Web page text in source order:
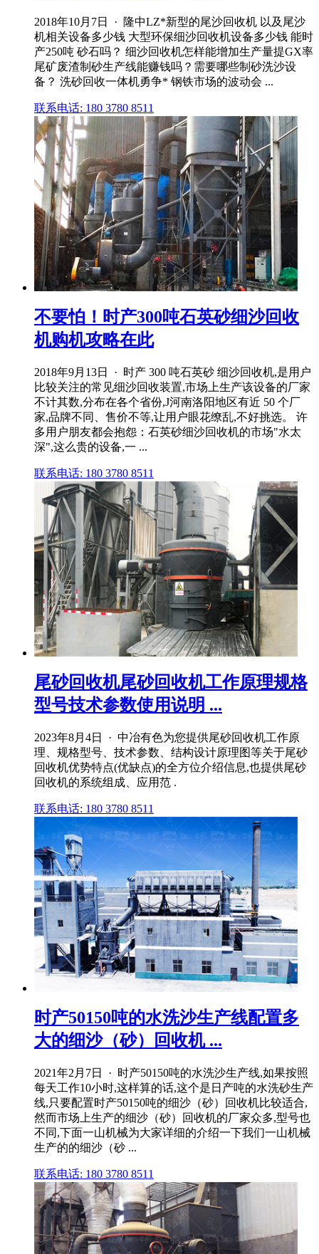
2018年10月7日 · 隆中LZ*新型的尾沙回收机 以及尾沙
机相关设备多少钱 大型环保细沙回收机设备多少钱 能时
产250吨 砂石吗？ 细沙回收机怎样能增加生产量提GX率
尾矿废渣制砂生产线能赚钱吗？需要哪些制砂洗沙设
备？ 洗砂回收一体机勇争* 钢铁市场的波动会 ...
联系电话: 180 3780 8511
不要怕！时产300吨石英砂细沙回收
机购机攻略在此
2018年9月13日 · 时产 300 吨石英砂 细沙回收机,是用户
比较关注的常见细沙回收装置,市场上生产该设备的厂家
不计其数,分布在各个省份,J河南洛阳地区有近 50 个厂
家,品牌不同、售价不等,让用户眼花缭乱,不好挑选。 许
多用户朋友都会抱怨：石英砂细沙回收机的市场"水太
深",这么贵的设备,一 ...
联系电话: 180 3780 8511
尾砂回收机尾砂回收机工作原理规格
型号技术参数使用说明 ...
2023年8月4日 · 中冶有色为您提供尾砂回收机工作原
理、规格型号、技术参数、结构设计原理图等关于尾砂
回收机优势特点(优缺点)的全方位介绍信息,也提供尾砂
回收机的系统组成、应用范 .
联系电话: 180 3780 8511
时产50150吨的水洗沙生产线配置多
大的细沙（砂）回收机 ...
2021年2月7日 · 时产50150吨的水洗沙生产线,如果按照
每天工作10小时,这样算的话,这个是日产吨的水洗砂生产
线,只要配置时产50150吨的细沙（砂）回收机比较适合,
然而市场上生产的细沙（砂）回收机的厂家众多,型号也
不同,下面一山机械为大家详细的介绍一下我们一山机械
生产的的细沙（砂 ...
联系电话: 180 3780 8511